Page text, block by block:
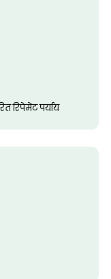
रिपेमेंट पर्याय